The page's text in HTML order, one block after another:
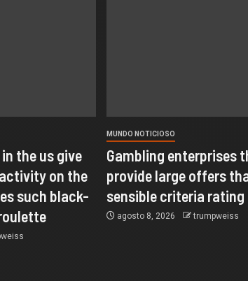
the us give
on the
such black-
MUNDO NOTICIOSO
Gambling enterprises
provide large offers
sensible criteria rating
agosto 8, 2026 trumpweiss